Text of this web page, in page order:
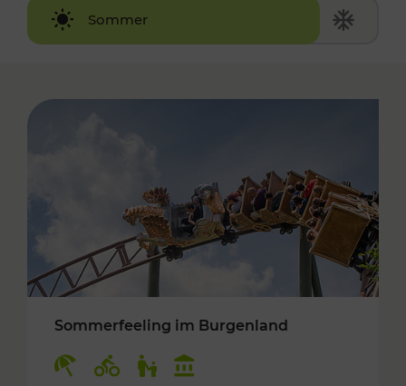
Sommer
Winter
Sommerfeeling im Burgenland